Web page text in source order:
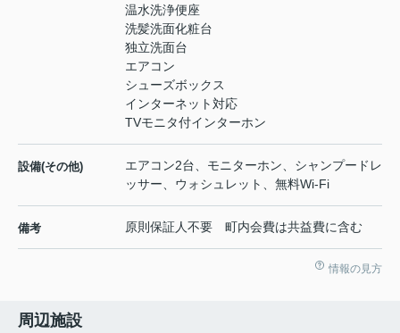
温水洗浄便座
洗髪洗面化粧台
独立洗面台
エアコン
シューズボックス
インターネット対応
TVモニタ付インターホン
設備(その他)
エアコン2台、モニターホン、シャンプードレ
ッサー、ウォシュレット、無料Wi-Fi
備考 原則保証人不要 町内会費は共益費に含む
情報の見方
周辺施設